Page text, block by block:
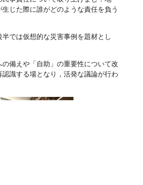
じた際に誰がどのような責任を負う
では仮想的な災害事例を題材とし
備えや「自助」の重要性について改
識する場となり，活発な議論が行わ